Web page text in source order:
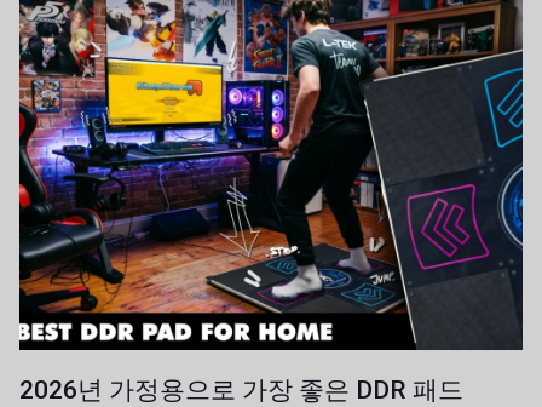
2026년 가정용으로 가장 좋은 DDR 패드